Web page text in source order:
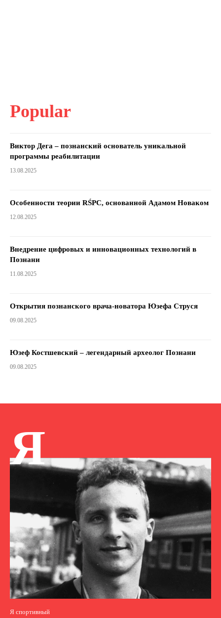
Popular
Виктор Дега – познанский основатель уникальной
программы реабилитации
13.08.2025
Особенности теории RŚPC, основанной Адамом Новаком
12.08.2025
Внедрение цифровых и инновационных технологий в
Познани
11.08.2025
Открытия познанского врача-новатора Юзефа Струся
09.08.2025
Юзеф Костшевский – легендарный археолог Познани
09.08.2025
Я
Я спортивный